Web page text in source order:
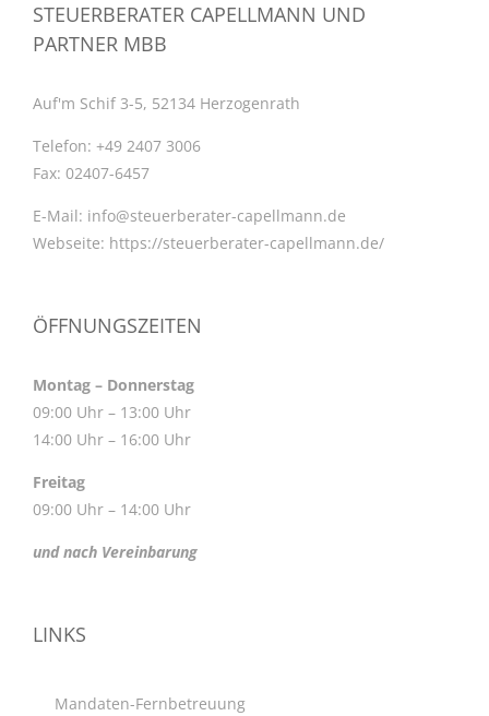
STEUERBERATER CAPELLMANN UND
PARTNER MBB
Auf'm Schif 3-5, 52134 Herzogenrath
Telefon: +49 2407 3006
Fax: 02407-6457
E-Mail: info@steuerberater-capellmann.de
Webseite: https://steuerberater-capellmann.de/
ÖFFNUNGSZEITEN
Montag – Donnerstag
09:00 Uhr – 13:00 Uhr
14:00 Uhr – 16:00 Uhr
Freitag
09:00 Uhr – 14:00 Uhr
und nach Vereinbarung
LINKS
Mandaten-Fernbetreuung